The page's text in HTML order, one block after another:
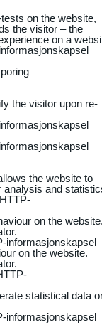
on the website,
the visitor – the
on a
the visitor upon re-
the website to
analysis and
on the
informasjonskapsel
on the website.
statistical data
informasjonskapsel